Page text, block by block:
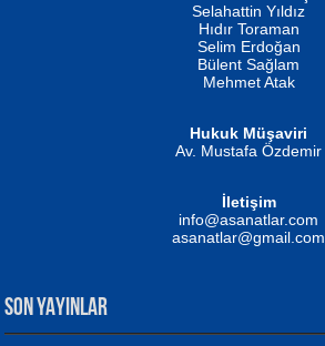
Selahattin Yıldız
Hıdır Toraman
Selim Erdoğan
Bülent Sağlam
Mehmet Atak
Hukuk Müşaviri
Av. Mustafa Özdemir
İletişim
info@asanatlar.com
asanatlar@gmail.com
SON YAYINLAR